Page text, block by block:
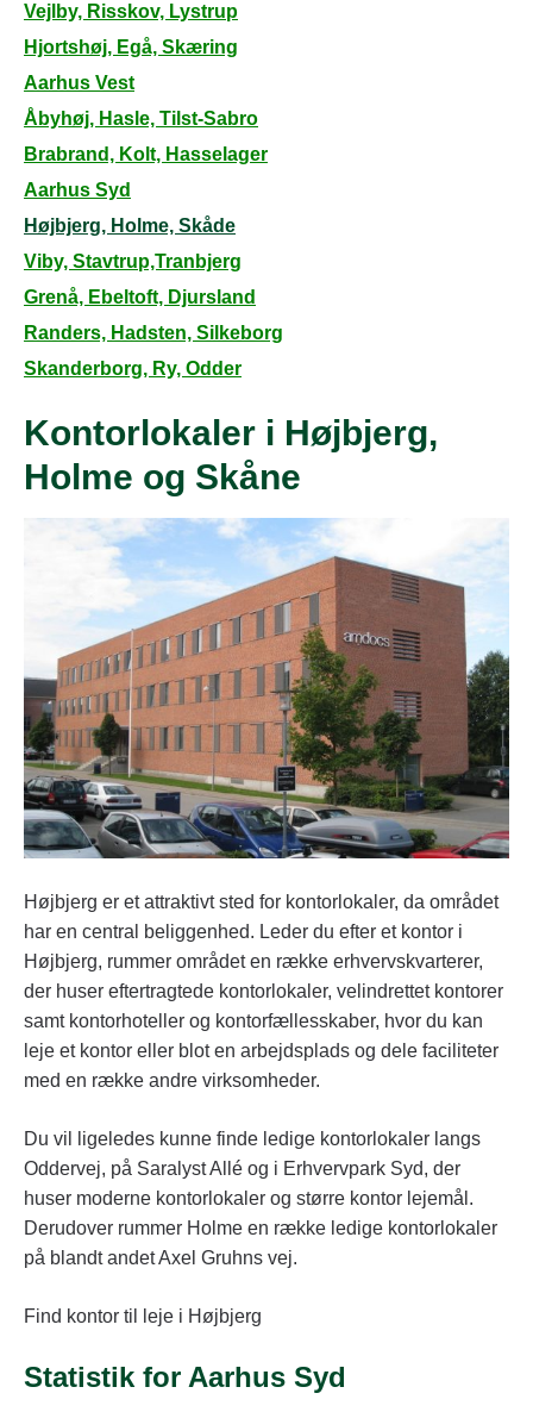
Vejlby, Risskov, Lystrup
Hjortshøj, Egå, Skæring
Aarhus Vest
Åbyhøj, Hasle, Tilst-Sabro
Brabrand, Kolt, Hasselager
Aarhus Syd
Højbjerg, Holme, Skåde
Viby, Stavtrup,Tranbjerg
Grenå, Ebeltoft, Djursland
Randers, Hadsten, Silkeborg
Skanderborg, Ry, Odder
Kontorlokaler i Højbjerg,
Holme og Skåne
Højbjerg er et attraktivt sted for kontorlokaler, da området
har en central beliggenhed. Leder du efter et kontor i
Højbjerg, rummer området en række erhvervskvarterer,
der huser eftertragtede kontorlokaler, velindrettet kontorer
samt kontorhoteller og kontorfællesskaber, hvor du kan
leje et kontor eller blot en arbejdsplads og dele faciliteter
med en række andre virksomheder.
Du vil ligeledes kunne finde ledige kontorlokaler langs
Oddervej, på Saralyst Allé og i Erhvervpark Syd, der
huser moderne kontorlokaler og større kontor lejemål.
Derudover rummer Holme en række ledige kontorlokaler
på blandt andet Axel Gruhns vej.
Find kontor til leje i Højbjerg
Statistik for Aarhus Syd